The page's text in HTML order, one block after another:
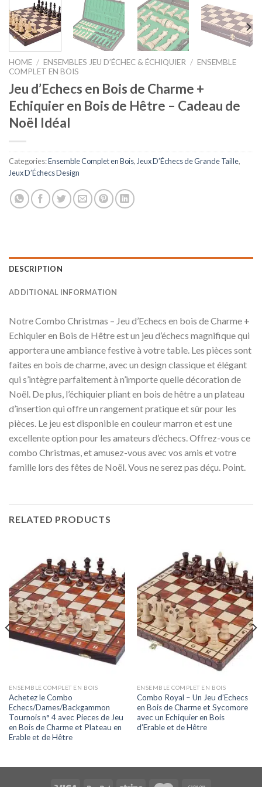
HOME / ENSEMBLES JEU D’ÉCHEC & ÉCHIQUIER / ENSEMBLE
COMPLET EN BOIS
Jeu d’Echecs en Bois de Charme +
Echiquier en Bois de Hêtre – Cadeau de
Noël Idéal
Categories:Ensemble Complet en Bois, Jeux D’Échecs de Grande Taille,
Jeux D’Échecs Design
DESCRIPTION
ADDITIONAL INFORMATION
Notre Combo Christmas – Jeu d’Echecs en bois de Charme +
Echiquier en Bois de Hêtre est un jeu d’échecs magnifique qui
apportera une ambiance festive à votre table. Les pièces sont
faites en bois de charme, avec un design classique et élégant
qui s’intègre parfaitement à n’importe quelle décoration de
Noël. De plus, l’échiquier pliant en bois de hêtre a un plateau
d’insertion qui offre un rangement pratique et sûr pour les
pièces. Le jeu est disponible en couleur marron et est une
excellente option pour les amateurs d’échecs. Offrez-vous ce
combo Christmas, et amusez-vous avec vos amis et votre
famille lors des fêtes de Noël. Vous ne serez pas déçu. Point.
RELATED PRODUCTS
ENSEMBLE COMPLET EN BOIS
Achetez le Combo
Echecs/Dames/Backgammon
Tournois n° 4 avec Pieces de Jeu
en Bois de Charme et Plateau en
Erable et de Hêtre
ENSEMBLE COMPLET EN BOIS
Combo Royal – Un Jeu d’Echecs
en Bois de Charme et Sycomore
avec un Echiquier en Bois
d’Erable et de Hêtre